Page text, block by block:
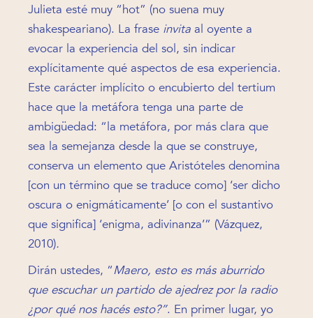
Julieta esté muy “hot” (no suena muy
shakespeariano). La frase invita al oyente a
evocar la experiencia del sol, sin indicar
explícitamente qué aspectos de esa experiencia.
Este carácter implícito o encubierto del tertium
hace que la metáfora tenga una parte de
ambigüedad: “la metáfora, por más clara que
sea la semejanza desde la que se construye,
conserva un elemento que Aristóteles denomina
[con un término que se traduce como] ‘ser dicho
oscura o enigmáticamente’ [o con el sustantivo
que significa] ‘enigma, adivinanza’” (Vázquez,
2010).
Dirán ustedes, “Maero, esto es más aburrido
que escuchar un partido de ajedrez por la radio
¿por qué nos hacés esto?”. En primer lugar, yo